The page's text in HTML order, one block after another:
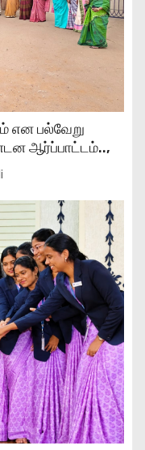
என பல்வேறு
ஆர்ப்பாட்டம்..,